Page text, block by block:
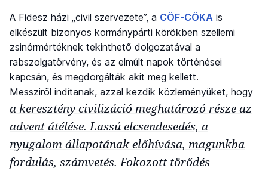
A Fidesz házi „civil szervezete”, a CÖF-CÖKA is
elkészült bizonyos kormánypárti körökben szellemi
zsinórmértéknek tekinthető dolgozatával a
rabszolgatörvény, és az elmúlt napok történései
kapcsán, és megdorgálták akit meg kellett.
Messziről indítanak, azzal kezdik közleményüket, hogy
a keresztény civilizáció meghatározó része az
advent átélése. Lassú elcsendesedés, a
nyugalom állapotának előhívása, magunkba
fordulás, számvetés. Fokozott törődés